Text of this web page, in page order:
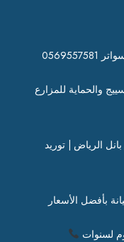
والحماية للمزارع
الرياض | توريد
بأفضل الأسعار
لسنوات